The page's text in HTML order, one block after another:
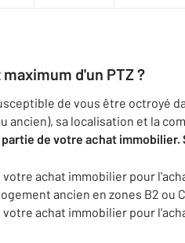
d'un PTZ ?
de vous être octroyé
ancien), sa localisation et la
de votre achat immobilier.
achat immobilier pour
ancien en zones B2 ou
achat immobilier pour